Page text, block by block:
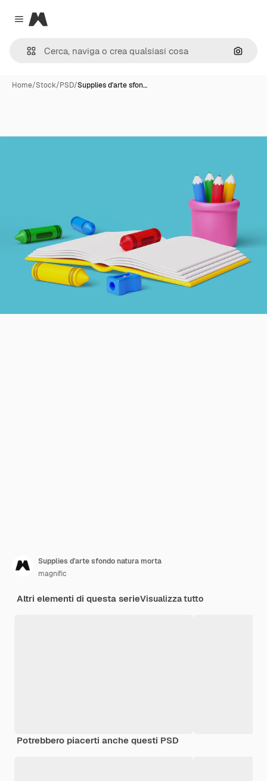
Close menu
Magnific
Cerca
Home/Stock/PSD/Supplies d'arte sfon…
Supplies d'arte sfondo natura morta
magnific
Altri elementi di questa serieVisualizza tutto
Potrebbero piacerti anche questi PSD